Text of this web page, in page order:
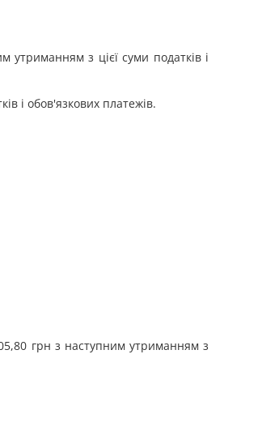
утриманням з цієї суми податків і
і обов'язкових платежів.
грн з наступним утриманням з